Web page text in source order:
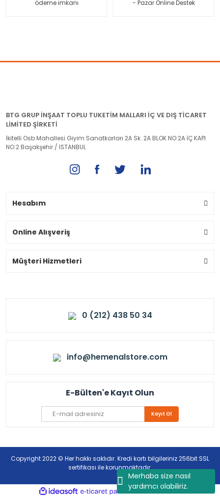
Merhaba size nasıl
yardımcı olabiliriz.
ödeme imkanı
- Pazar Online Destek
BTG GRUP İNŞAAT TOPLU TUKETİM MALLARI İÇ VE DIŞ TİCARET
LİMİTED ŞİRKETİ
İkitelli Osb Mahallesi Giyim Sanatkarları 2A Sk. 2A BLOK NO:2A İÇ KAPI
NO:2 Başakşehir / İSTANBUL
Hesabım
Online Alışveriş
Müşteri Hizmetleri
0 (212) 438 50 34
info@hemenalstore.com
E-Bülten'e Kayıt Olun
Kayıt Ol
Copyright 2022 © Her hakkı saklıdır. Kredi kartı bilgileriniz 256bit SSL
sertifikası ile korunmaktadır.
ideasoft